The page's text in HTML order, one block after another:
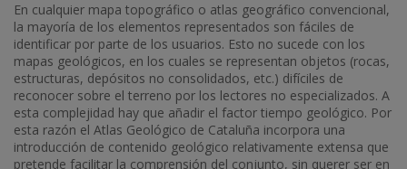
En cualquier mapa topográfico o atlas geográfico convencional,
la mayoría de los elementos representados son fáciles de
identificar por parte de los usuarios. Esto no sucede con los
mapas geológicos, en los cuales se representan objetos (rocas,
estructuras, depósitos no consolidados, etc.) difíciles de
reconocer sobre el terreno por los lectores no especializados. A
esta complejidad hay que añadir el factor tiempo geológico. Por
esta razón el Atlas Geológico de Cataluña incorpora una
introducción de contenido geológico relativamente extensa que
pretende facilitar la comprensión del conjunto, sin querer ser en